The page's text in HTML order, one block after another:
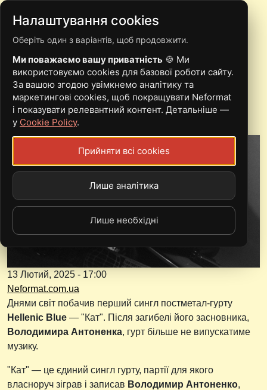
HELLENIC BLUE
ВИДАЛИ СВІЙ ПЕРШИЙ І
ОСТАННІЙ СИНГЛ
13 Лютий, 2025 - 17:00
Neformat.com.ua
Днями світ побачив перший сингл постметал-гурту
Hellenic Blue — "Кат". Після загибелі його засновника,
Володимира Антоненка, гурт більше не випускатиме
музику.
"Кат" — це єдиний сингл гурту, партії для якого
власноруч зіграв і записав Володимир Антоненко,
Налаштування cookies
Оберіть один з варіантів, щоб продовжити.
Ми поважаємо вашу приватність 🍪 Ми
використовуємо cookies для базової роботи сайту.
За вашою згодою увімкнемо аналітику та
маркетингові cookies, щоб покращувати Neformat
і показувати релевантний контент. Детальніше —
у Cookie Policy.
Прийняти всі cookies
Лише аналітика
Лише необхідні